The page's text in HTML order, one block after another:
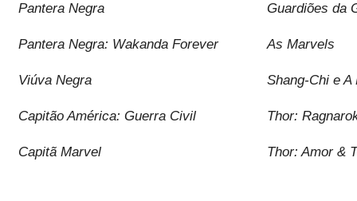
Pantera Negra Guardiões da
Pantera Negra: Wakanda Forever As Marvels
Viúva Negra Shang-Chi e A
Capitão América: Guerra Civil Thor:
Capitã Marvel Thor: Amor &